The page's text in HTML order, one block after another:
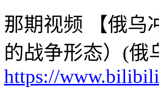
那期视频 【俄乌
的战争形态）(俄
https://